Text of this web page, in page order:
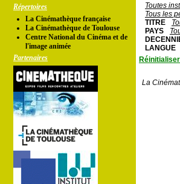
Répertoires
La Cinémathèque française
La Cinémathèque de Toulouse
Centre National du Cinéma et de
l'image animée
Partenaires
Toutes
Tous les
TITRE
PAYS
LANGUE
La